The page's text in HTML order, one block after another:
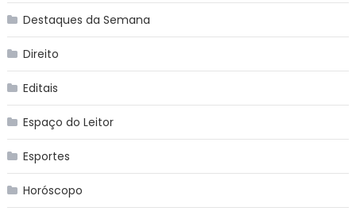
Destaques da Semana
Direito
Editais
Espaço do Leitor
Esportes
Horóscopo